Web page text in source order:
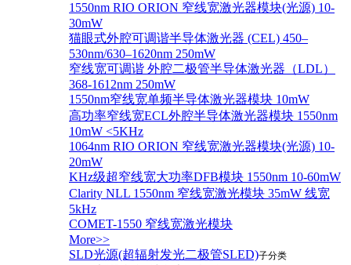
1550nm RIO ORION 窄线宽激光器模块(光源) 10-
30mW
猫眼式外腔可调谐半导体激光器 (CEL) 450–
530nm/630–1620nm 250mW
窄线宽可调谐 外腔二极管半导体激光器（LDL）
368-1612nm 250mW
1550nm窄线宽单频半导体激光器模块 10mW
高功率窄线宽ECL外腔半导体激光器模块 1550nm
10mW <5KHz
1064nm RIO ORION 窄线宽激光器模块(光源) 10-
20mW
KHz级超窄线宽大功率DFB模块 1550nm 10-60mW
Clarity NLL 1550nm 窄线宽激光模块 35mW 线宽
5kHz
COMET-1550 窄线宽激光模块
More>>
SLD光源(超辐射发光二极管SLED)子分类